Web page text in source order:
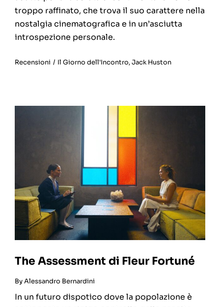
troppo raffinato, che trova il suo carattere nella
nostalgia cinematografica e in un’asciutta
introspezione personale.
Recensioni / Il Giorno dell'Incontro,Jack Huston
The Assessment di Fleur Fortuné
ByAlessandro Bernardini
In un futuro dispotico dove la popolazione è